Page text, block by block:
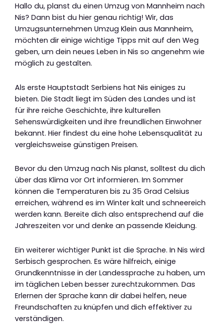
Hallo du, planst du einen Umzug von Mannheim nach
Nis? Dann bist du hier genau richtig! Wir, das
Umzugsunternehmen Umzug Klein aus Mannheim,
möchten dir einige wichtige Tipps mit auf den Weg
geben, um dein neues Leben in Nis so angenehm wie
möglich zu gestalten.
Als erste Hauptstadt Serbiens hat Nis einiges zu
bieten. Die Stadt liegt im Süden des Landes und ist
für ihre reiche Geschichte, ihre kulturellen
Sehenswürdigkeiten und ihre freundlichen Einwohner
bekannt. Hier findest du eine hohe Lebensqualität zu
vergleichsweise günstigen Preisen.
Bevor du den Umzug nach Nis planst, solltest du dich
über das Klima vor Ort informieren. Im Sommer
können die Temperaturen bis zu 35 Grad Celsius
erreichen, während es im Winter kalt und schneereich
werden kann. Bereite dich also entsprechend auf die
Jahreszeiten vor und denke an passende Kleidung.
Ein weiterer wichtiger Punkt ist die Sprache. In Nis wird
Serbisch gesprochen. Es wäre hilfreich, einige
Grundkenntnisse in der Landessprache zu haben, um
im täglichen Leben besser zurechtzukommen. Das
Erlernen der Sprache kann dir dabei helfen, neue
Freundschaften zu knüpfen und dich effektiver zu
verständigen.